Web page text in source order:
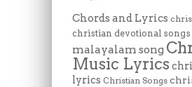
Chords and Lyrics
christian devotional songs
malayalam song
Music Lyrics
lyrics Christian Songs